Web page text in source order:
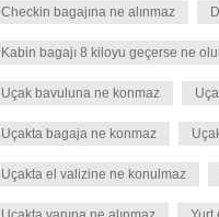
Checkin bagajına ne alınmaz
Kabin bagajı 8 kiloyu geçerse ne
Uçak bavuluna ne konmaz
Uçakta bagaja ne konmaz
Uçakta el valizine ne konulmaz